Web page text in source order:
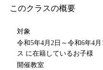
このクラスの概要
対象
令和5年4月2日～令和6年
ス に在籍しているお子様
開催教室